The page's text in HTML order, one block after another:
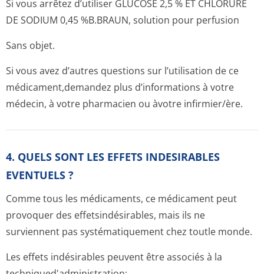
Si vous arrêtez d’utiliser GLUCOSE 2,5 % ET CHLORURE
DE SODIUM 0,45 %B.BRAUN, solution pour perfusion
Sans objet.
Si vous avez d’autres questions sur l’utilisation de ce
médicament,demandez plus d’informations à votre
médecin, à votre pharmacien ou àvotre infirmier/ère.
4. QUELS SONT LES EFFETS INDESIRABLES
EVENTUELS ?
Comme tous les médicaments, ce médicament peut
provoquer des effetsindésirables, mais ils ne
surviennent pas systématiquement chez toutle monde.
Les effets indésirables peuvent être associés à la